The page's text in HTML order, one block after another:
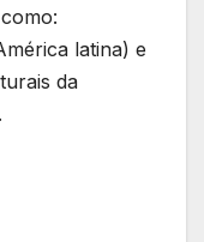
latina) e
da